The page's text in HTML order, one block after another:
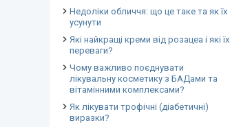
Недоліки обличчя: що це таке та як їх
усунути
Які найкращі креми від розацеа і які їх
переваги?
Чому важливо поєднувати
лікувальну косметику з БАДами та
вітамінними комплексами?
Як лікувати трофічні (діабетичні)
виразки?